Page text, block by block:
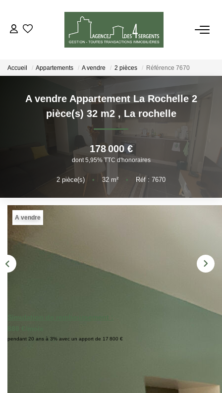
VENTES
LOCATIONS
ESTIMATION
GESTION
CONTACT
Accueil Appartements A vendre 2 pièces Référence 7670
A vendre Appartement La Rochelle 2
pièce(s) 32 m2 , La rochelle
178 000 €
dont 5,95% TTC d'honoraires
2 pièce(s) • 32 m² • Réf : 7670
A vendre
pendant 20 ans à 3% avec un apport de 17 800 €